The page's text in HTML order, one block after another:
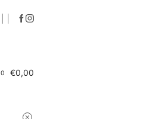
0 €0,00